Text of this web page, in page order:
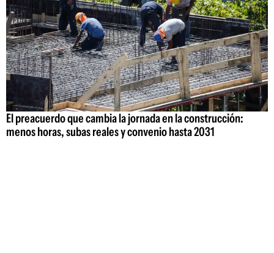
El preacuerdo que cambia la jornada en la construcción:
menos horas, subas reales y convenio hasta 2031